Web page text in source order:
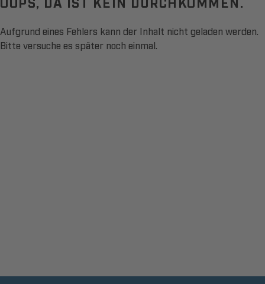
Aufgrund eines Fehlers kann der Inhalt nicht geladen werden.
Bitte versuche es später noch einmal.